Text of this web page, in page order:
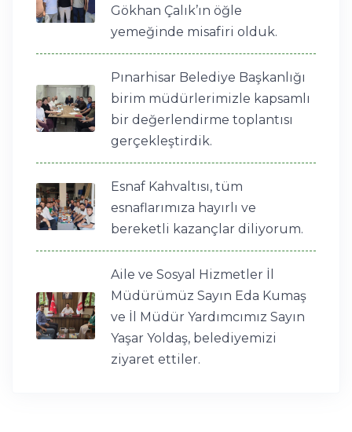
Gökhan Çalık’ın öğle
yemeğinde misafiri olduk.
Pınarhisar Belediye Başkanlığı
birim müdürlerimizle kapsamlı
bir değerlendirme toplantısı
gerçekleştirdik.
Esnaf Kahvaltısı, tüm
esnaflarımıza hayırlı ve
bereketli kazançlar diliyorum.
Aile ve Sosyal Hizmetler İl
Müdürümüz Sayın Eda Kumaş
ve İl Müdür Yardımcımız Sayın
Yaşar Yoldaş, belediyemizi
ziyaret ettiler.